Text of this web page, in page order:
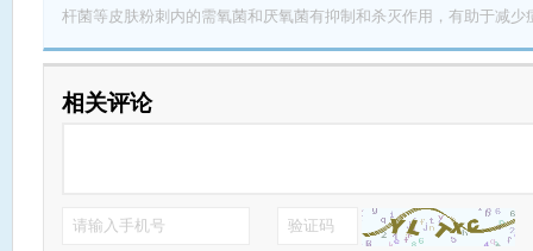
杆菌等皮肤粉刺内的需氧菌和厌氧菌有抑制和杀灭作用，有助于减少痘痘的产生12。
化功能，有助于减轻角化细胞的过度角化，进而减少毛囊口的堵塞，促进痘痘的
壬二酸可以抑制皮脂腺的过度分泌，减少皮肤表面的油脂，有助于预防痘痘的形成
肤带来不必要的损伤。如果在使用过程中出现任何不适或症状加重
相关评论